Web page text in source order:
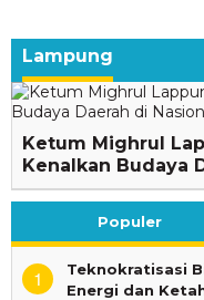
Lampung
Ketum Mighrul
Kenalkan Budaya
Populer
1
Teknokratisasi
Energi dan